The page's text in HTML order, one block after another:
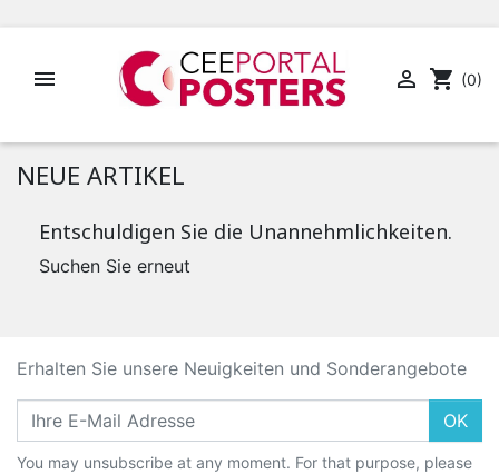
  shopping_cart (0)
NEUE ARTIKEL
Entschuldigen Sie die Unannehmlichkeiten.
Suchen Sie erneut
Erhalten Sie unsere Neuigkeiten und Sonderangebote
OK
You may unsubscribe at any moment. For that purpose, please